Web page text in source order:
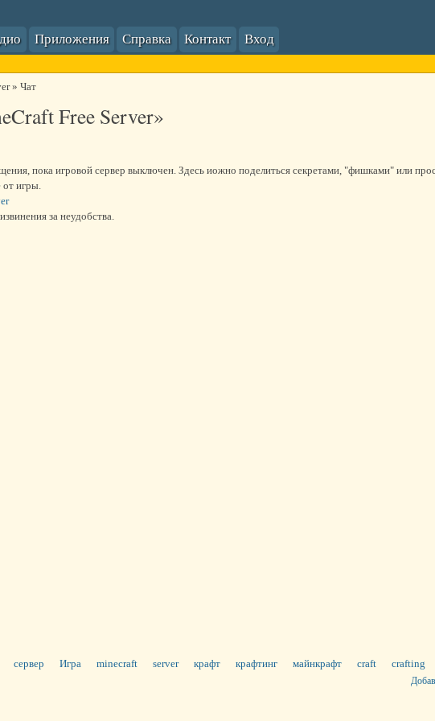
Приложения Справка Контакт Вход
» Чат
Free Server»
пока игровой сервер выключен. Здесь иожно поделиться секретами, "фишками" или
игры.
сервер Игра minecraft server крафт крафтинг майнкрафт craft crafting